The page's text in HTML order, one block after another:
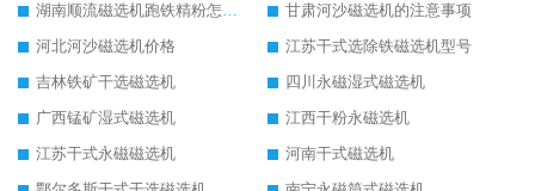
湖南顺流磁选机跑铁精粉怎么处理
甘肃河沙磁选机的注意事项
河北河沙磁选机价格
江苏干式选除铁磁选机型号
吉林铁矿干选磁选机
四川永磁湿式磁选机
广西锰矿湿式磁选机
江西干粉永磁选机
江苏干式永磁磁选机
河南干式磁选机